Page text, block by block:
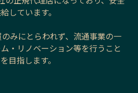
しています。
のみにとらわれず、流通事業の一
・リノベーション等を行うこと
目指します。